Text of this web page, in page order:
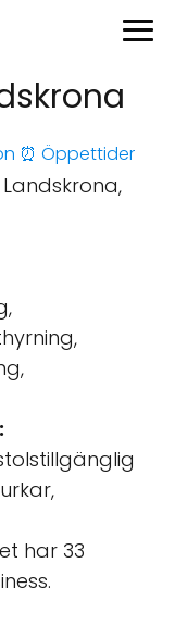
⏰ Öppettider
Landskrona,
har 33